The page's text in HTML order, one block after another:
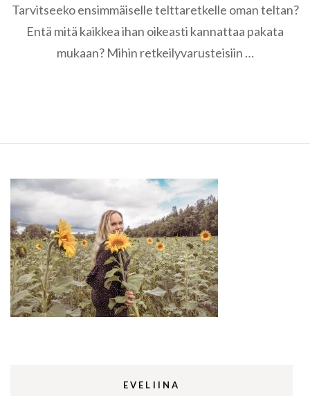
kertaa
Pakkaa
ainakin
Tarvitseeko ensimmäiselle telttaretkelle oman teltan?
Entä mitä kaikkea ihan oikeasti kannattaa pakata
mukaan? Mihin retkeilyvarusteisiin …
EVELIINA